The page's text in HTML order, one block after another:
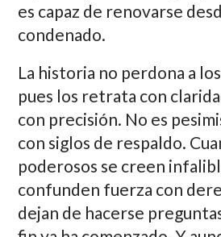
es capaz de renovarse
condenado.
La historia no perdona a
pues los retrata con
con precisión. No es
con siglos de respaldo.
poderosos se creen
confunden fuerza con
dejan de hacerse